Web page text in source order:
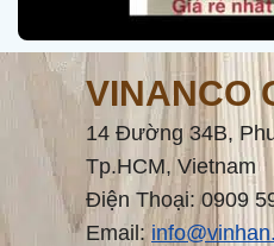
VINANCO
14 Đường 34B,
Tp.HCM, Vietnam
Điện Thoại: 0909
Email: